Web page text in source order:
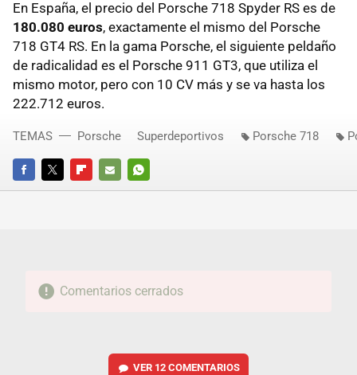
En España, el precio del Porsche 718 Spyder RS es de
180.080 euros, exactamente el mismo del Porsche
718 GT4 RS. En la gama Porsche, el siguiente peldaño
de radicalidad es el Porsche 911 GT3, que utiliza el
mismo motor, pero con 10 CV más y se va hasta los
222.712 euros.
FACEBOOKTWITTERFLIPBOARD
E-
WHATSAPP
TEMAS Porsche Superdeportivos Porsche 718
Comentarios cerrados
VER 12 COMENTARIOS